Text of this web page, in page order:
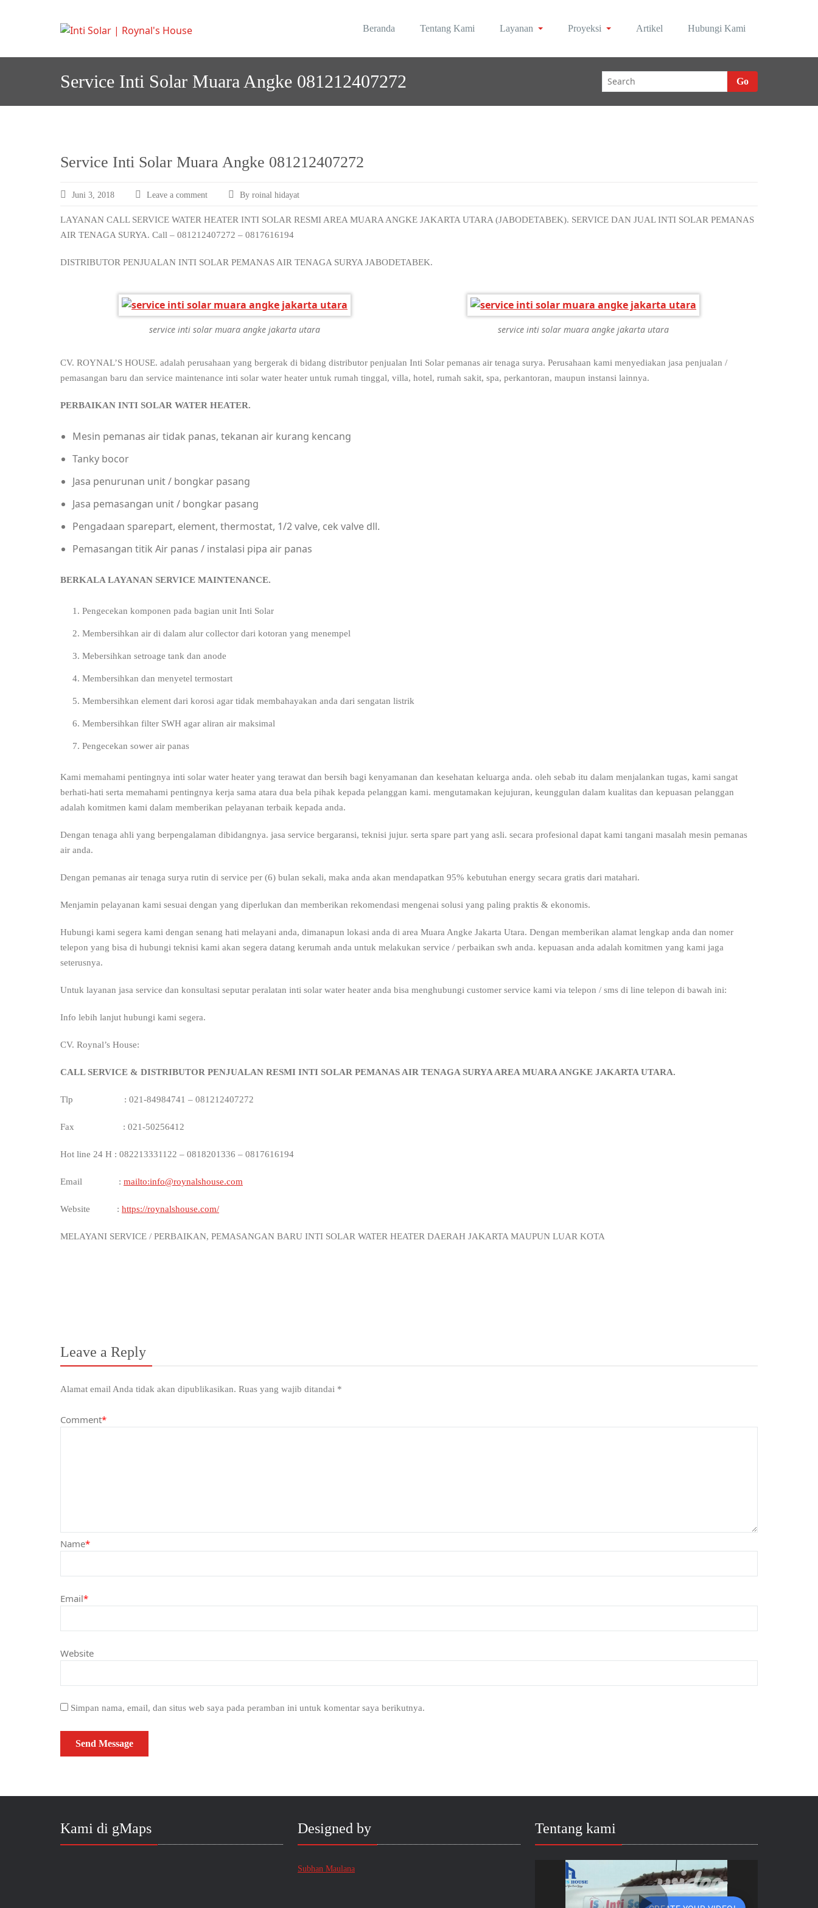
Beranda Tentang Kami Layanan Proyeksi Artikel Hubungi Kami
Service Inti Solar Muara Angke 081212407272 Go
Service Inti Solar Muara Angke 081212407272
Juni 3, 2018 Leave a comment By roinal hidayat
LAYANAN CALL SERVICE WATER HEATER INTI SOLAR RESMI AREA MUARA ANGKE JAKARTA UTARA (JABODETABEK). SERVICE DAN JUAL INTI SOLAR PEMANAS
AIR TENAGA SURYA. Call – 081212407272 – 0817616194
DISTRIBUTOR PENJUALAN INTI SOLAR PEMANAS AIR TENAGA SURYA JABODETABEK.
service inti solar muara angke jakarta utara service inti solar muara angke jakarta utara
CV. ROYNAL’S HOUSE. adalah perusahaan yang bergerak di bidang distributor penjualan Inti Solar pemanas air tenaga surya. Perusahaan kami menyediakan jasa penjualan /
pemasangan baru dan service maintenance inti solar water heater untuk rumah tinggal, villa, hotel, rumah sakit, spa, perkantoran, maupun instansi lainnya.
PERBAIKAN INTI SOLAR WATER HEATER.
Mesin pemanas air tidak panas, tekanan air kurang kencang
Tanky bocor
Jasa penurunan unit / bongkar pasang
Jasa pemasangan unit / bongkar pasang
Pengadaan sparepart, element, thermostat, 1/2 valve, cek valve dll.
Pemasangan titik Air panas / instalasi pipa air panas
BERKALA LAYANAN SERVICE MAINTENANCE.
Pengecekan komponen pada bagian unit Inti Solar
Membersihkan air di dalam alur collector dari kotoran yang menempel
Mebersihkan setroage tank dan anode
Membersihkan dan menyetel termostart
Membersihkan element dari korosi agar tidak membahayakan anda dari sengatan listrik
Membersihkan filter SWH agar aliran air maksimal
Pengecekan sower air panas
Kami memahami pentingnya inti solar water heater yang terawat dan bersih bagi kenyamanan dan kesehatan keluarga anda. oleh sebab itu dalam menjalankan tugas, kami sangat
berhati-hati serta memahami pentingnya kerja sama atara dua bela pihak kepada pelanggan kami. mengutamakan kejujuran, keunggulan dalam kualitas dan kepuasan pelanggan
adalah komitmen kami dalam memberikan pelayanan terbaik kepada anda.
Dengan tenaga ahli yang berpengalaman dibidangnya. jasa service bergaransi, teknisi jujur. serta spare part yang asli. secara profesional dapat kami tangani masalah mesin pemanas
air anda.
Dengan pemanas air tenaga surya rutin di service per (6) bulan sekali, maka anda akan mendapatkan 95% kebutuhan energy secara gratis dari matahari.
Menjamin pelayanan kami sesuai dengan yang diperlukan dan memberikan rekomendasi mengenai solusi yang paling praktis & ekonomis.
Hubungi kami segera kami dengan senang hati melayani anda, dimanapun lokasi anda di area Muara Angke Jakarta Utara. Dengan memberikan alamat lengkap anda dan nomer
telepon yang bisa di hubungi teknisi kami akan segera datang kerumah anda untuk melakukan service / perbaikan swh anda. kepuasan anda adalah komitmen yang kami jaga
seterusnya.
Untuk layanan jasa service dan konsultasi seputar peralatan inti solar water heater anda bisa menghubungi customer service kami via telepon / sms di line telepon di bawah ini:
Info lebih lanjut hubungi kami segera.
CV. Roynal’s House:
CALL SERVICE & DISTRIBUTOR PENJUALAN RESMI INTI SOLAR PEMANAS AIR TENAGA SURYA AREA MUARA ANGKE JAKARTA UTARA.
Tlp : 021-84984741 – 081212407272
Fax : 021-50256412
Hot line 24 H : 082213331122 – 0818201336 – 0817616194
Email : mailto:info@roynalshouse.com
Website : https://roynalshouse.com/
MELAYANI SERVICE / PERBAIKAN, PEMASANGAN BARU INTI SOLAR WATER HEATER DAERAH JAKARTA MAUPUN LUAR KOTA
Leave a Reply
Alamat email Anda tidak akan dipublikasikan. Ruas yang wajib ditandai *
Comment*
Name*
Email*
Website
Simpan nama, email, dan situs web saya pada peramban ini untuk komentar saya berikutnya.
Kami di gMaps Designed by
Subhan Maulana
Tentang kami